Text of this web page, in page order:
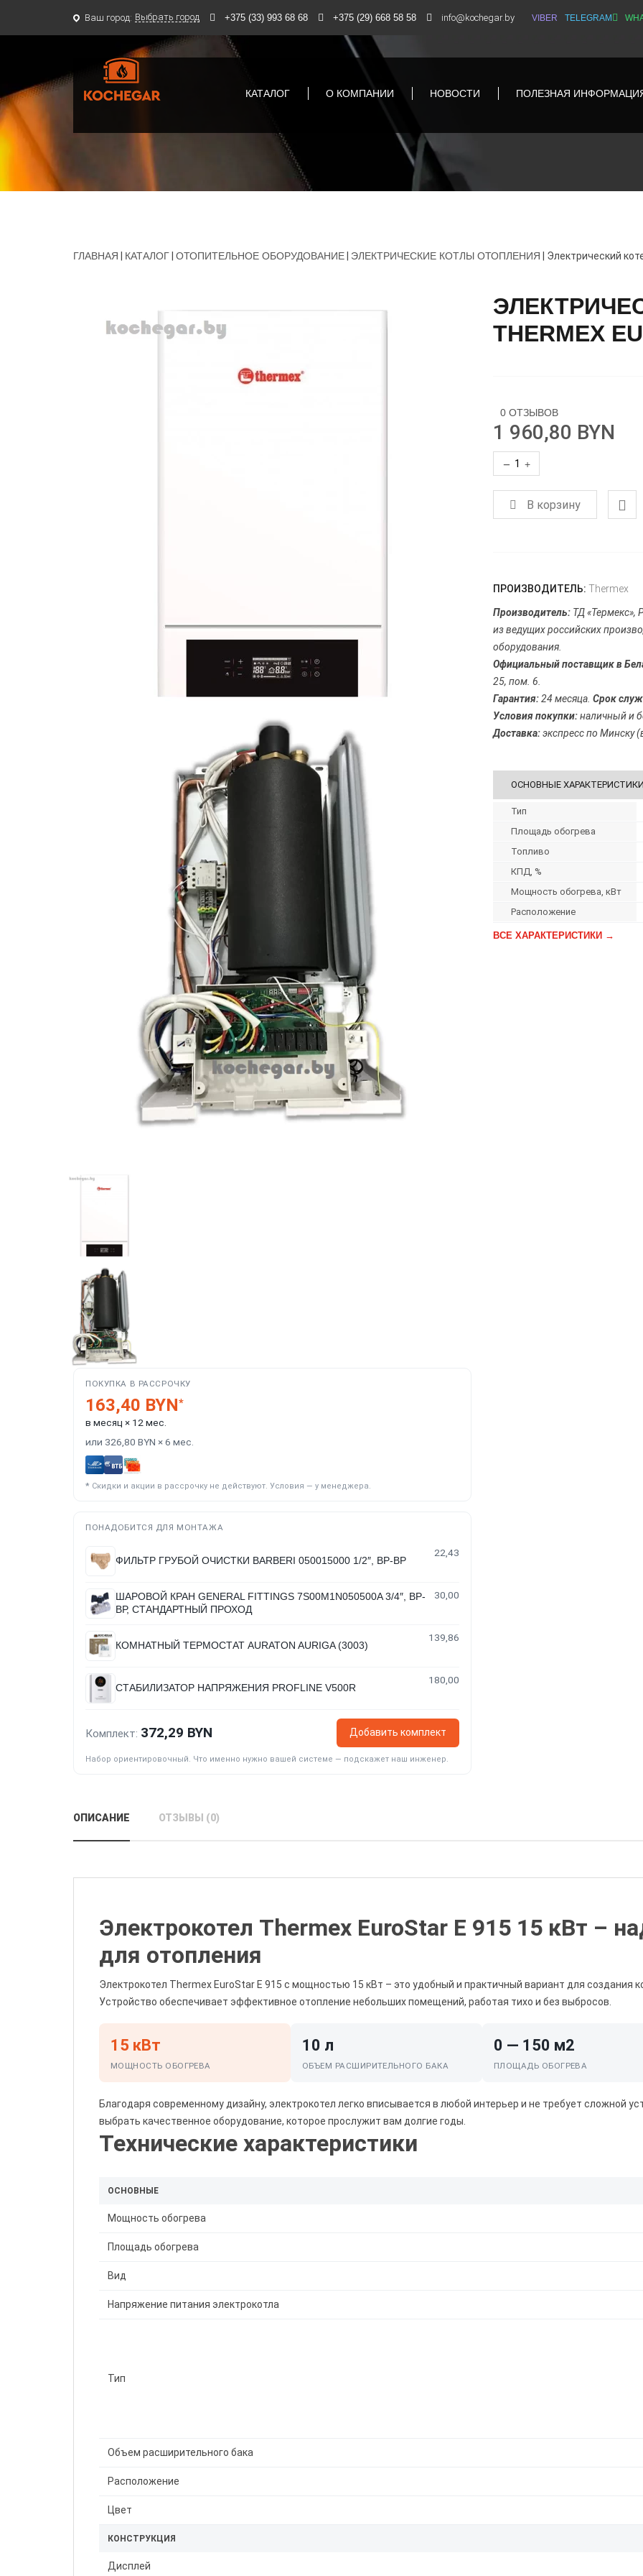
Ваш город: Выбрать город +375 (33) 993 68 68 +375 (29) 668 58 58 info@kochegar.by VIBER TELEGRAM
КАТАЛОГ О КОМПАНИИ НОВОСТИ ПОЛЕЗНАЯ
ГЛАВНАЯ КАТАЛОГ ОТОПИТЕЛЬНОЕ ОБОРУДОВАНИЕ ЭЛЕКТРИЧЕСКИЕ КОТЛЫ ОТОПЛЕНИЯ Электрический
ПОКУПКА В РАССРОЧКУ
163,40 BYN*
в месяц × 12 мес.
или 326,80 BYN × 6 мес.
* Скидки и акции в рассрочку не действуют. Условия — у менеджера.
ПОНАДОБИТСЯ ДЛЯ МОНТАЖА
ФИЛЬТР ГРУБОЙ ОЧИСТКИ BARBERI 050015000 1/2″, ВР-ВР
22,43
ШАРОВОЙ КРАН GENERAL FITTINGS 7S00M1N050500A 3/4″, ВР-
ВР, СТАНДАРТНЫЙ ПРОХОД
30,00
КОМНАТНЫЙ ТЕРМОСТАТ AURATON AURIGA (3003)
139,86
СТАБИЛИЗАТОР НАПРЯЖЕНИЯ PROFLINE V500R
180,00
Комплект: 372,29 BYN Добавить комплект
Набор ориентировочный. Что именно нужно вашей системе — подскажет наш инженер.
THERMEX
0 ОТЗЫВОВ
1 960,80 BYN
− +
В корзину
ПРОИЗВОДИТЕЛЬ: Thermex
Производитель: ТД «Термекс»,
из ведущих российских
оборудования.
Официальный поставщик в
25, пом. 6.
Гарантия:24 месяца. Срок
Условия покупки:наличный и
Доставка:экспресс по Минску
ОСНОВНЫЕ ХАРАКТЕРИСТИКИ
Тип
Площадь обогрева
Топливо
КПД, %
Мощность обогрева, кВт
Расположение
ВСЕ ХАРАКТЕРИСТИКИ →
ОПИСАНИЕ ОТЗЫВЫ (0)
Электрокотел Thermex EuroStar E 915 15 кВт –
для отопления
Электрокотел Thermex EuroStar E 915 с мощностью 15 кВт – это удобный и практичный вариант для создания
Устройство обеспечивает эффективное отопление небольших помещений, работая тихо и без выбросов.
15 кВт
МОЩНОСТЬ ОБОГРЕВА
10 л
ОБЪЕМ РАСШИРИТЕЛЬНОГО БАКА
0 — 150 м2
ПЛОЩАДЬ ОБОГРЕВА
Благодаря современному дизайну, электрокотел легко вписывается в любой интерьер и не требует сложной
выбрать качественное оборудование, которое прослужит вам долгие годы.
Технические характеристики
ОСНОВНЫЕ
Мощность обогрева
Площадь обогрева
Вид
Напряжение питания электрокотла
Тип
Объем расширительного бака
Расположение
Цвет
КОНСТРУКЦИЯ
Дисплей